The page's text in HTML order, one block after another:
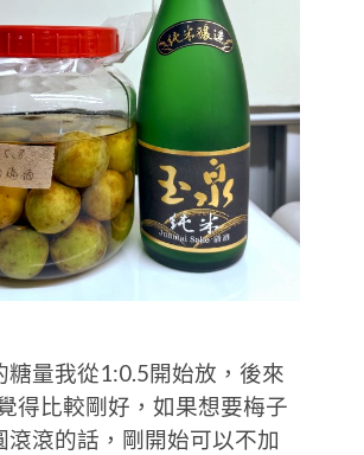
量我從1:0.5開始放，後來
得比較剛好，如果想要梅子
滾滾的話，剛開始可以不加